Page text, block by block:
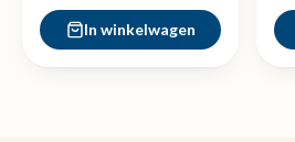
In winkelwagen